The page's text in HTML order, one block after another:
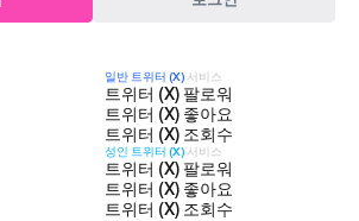
일반 트위터 (X) 서비스
트위터 (X) 팔로워
트위터 (X) 좋아요
트위터 (X) 조회수
성인 트위터 (X) 서비스
트위터 (X) 팔로워
트위터 (X) 좋아요
트위터 (X) 조회수